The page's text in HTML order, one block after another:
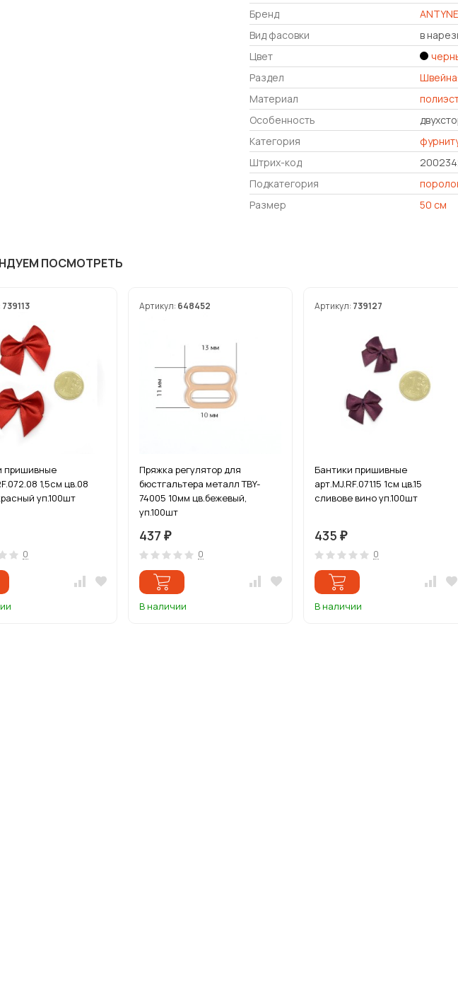
Бренд
Вид фасовки
в
Цвет
Раздел
Материал
Особенность
Категория
Штрих-код
Подкатегория
Размер
50 см
ПОСМОТРЕТЬ
739113
пришивные
1,5см цв.08
уп.100шт
0
Артикул: 648452
Пряжка регулятор для
бюстгальтера металл TBY-
74005 10мм цв.бежевый,
уп.100шт
437 ₽
0
В наличии
Артикул: 739127
Бантики пришивные
арт.MJ.RF.071.15 1см цв.15
сливове вино уп.100шт
435 ₽
0
В наличии